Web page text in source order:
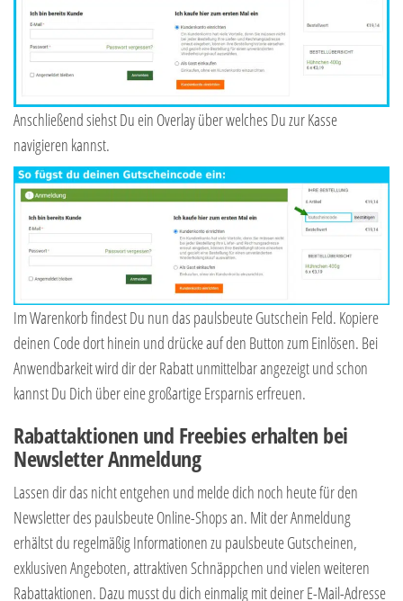
Anschließend siehst Du ein Overlay über welches Du zur Kasse
navigieren kannst.
Im Warenkorb findest Du nun das paulsbeute Gutschein Feld. Kopiere
deinen Code dort hinein und drücke auf den Button zum Einlösen. Bei
Anwendbarkeit wird dir der Rabatt unmittelbar angezeigt und schon
kannst Du Dich über eine großartige Ersparnis erfreuen.
Rabattaktionen und Freebies erhalten bei
Newsletter Anmeldung
Lassen dir das nicht entgehen und melde dich noch heute für den
Newsletter des paulsbeute Online-Shops an. Mit der Anmeldung
erhältst du regelmäßig Informationen zu paulsbeute Gutscheinen,
exklusiven Angeboten, attraktiven Schnäppchen und vielen weiteren
Rabattaktionen. Dazu musst du dich einmalig mit deiner E-Mail-Adresse